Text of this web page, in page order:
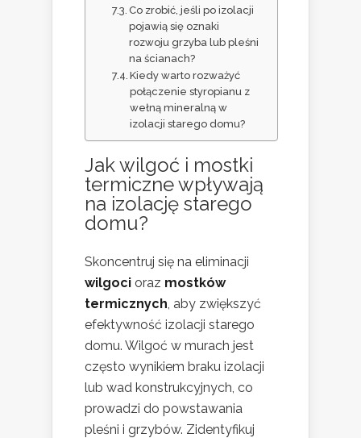
Co zrobić, jeśli po izolacji
pojawią się oznaki
rozwoju grzyba lub pleśni
na ścianach?
Kiedy warto rozważyć
połączenie styropianu z
wełną mineralną w
izolacji starego domu?
Jak wilgoć i mostki
termiczne wpływają
na izolację starego
domu?
Skoncentruj się na eliminacji
wilgoci oraz mostków
termicznych, aby zwiększyć
efektywność izolacji starego
domu. Wilgoć w murach jest
często wynikiem braku izolacji
lub wad konstrukcyjnych, co
prowadzi do powstawania
pleśni i grzybów. Zidentyfikuj